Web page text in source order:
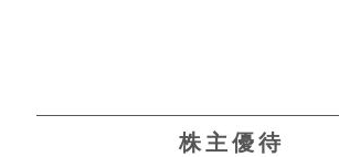
株主優待